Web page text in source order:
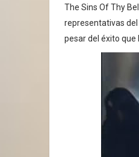
The Sins Of Thy
representativas
pesar del éxito que